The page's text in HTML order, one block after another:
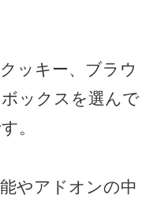
ッキー、ブラウ
ックスを選んで
。
やアドオンの中